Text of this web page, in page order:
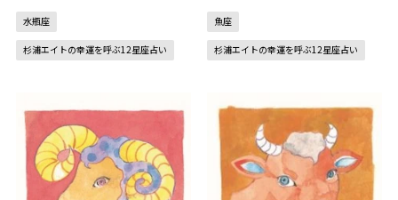
水瓶座
杉浦エイトの幸運を呼ぶ12星座占い
魚座
杉浦エイトの幸運を呼ぶ12星座占い